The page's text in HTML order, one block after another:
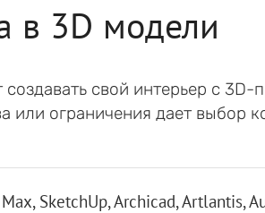
в 3D модели
свой интерьер с
или ограничения дает выбор
SketchUp, Archicad, Artlantis,